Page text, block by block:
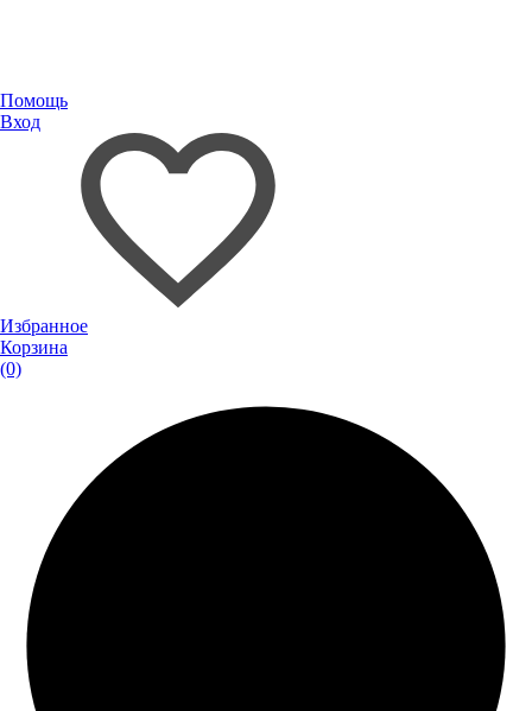
Помощь
Вход
Избранное
Корзина
(0)